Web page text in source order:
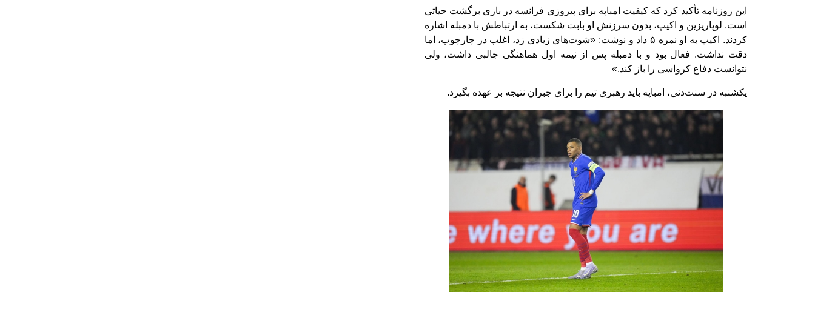
این روزنامه تأکید کرد که کیفیت امباپه برای پیروزی فرانسه در بازی برگشت حیاتی
است. لوپاریزین و اکیپ، بدون سرزنش او بابت شکست، به ارتباطش با دمبله اشاره
کردند. اکیپ به او نمره ۵ داد و نوشت: «شوت‌های زیادی زد، اغلب در چارچوب، اما
دقت نداشت. فعال بود و با دمبله پس از نیمه اول هماهنگی جالبی داشت، ولی
نتوانست دفاع کرواسی را باز کند.»
یکشنبه در سنت‌دنی، امباپه باید رهبری تیم را برای جبران نتیجه بر عهده بگیرد.